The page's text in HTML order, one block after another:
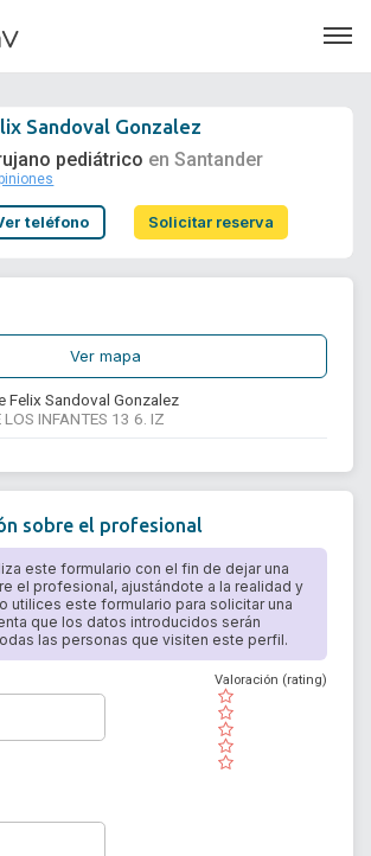
Soporte
Sandoval Gonzalez
pediátrico en Santander
teléfono Solicitar reserva
Ver mapa
Felix Sandoval Gonzalez
INFANTES 13 6. IZ
sobre el profesional
este formulario con el fin de dejar una
el profesional, ajustándote a la realidad y
utilices este formulario para solicitar una
que los datos introducidos serán
las personas que visiten este perfil.
( )
( )
( )
( )
( )
Valoración (rating)